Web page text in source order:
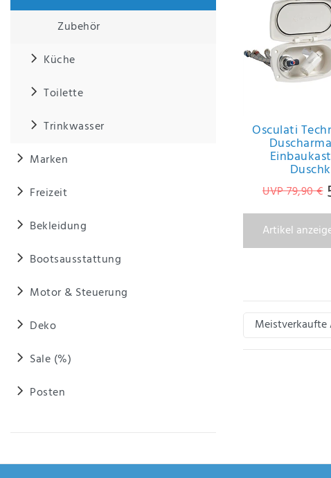
Zubehör
Küche
Toilette
Trinkwasser
Marken
Freizeit
Bekleidung
Bootsausstattung
Motor & Steuerung
Deko
Sale (%)
Posten
bestätige
ich, dass
Daten­
erklärung
habe.
Anf
rag
sen
n
Osculati
UVP 79,90 €
Artikel